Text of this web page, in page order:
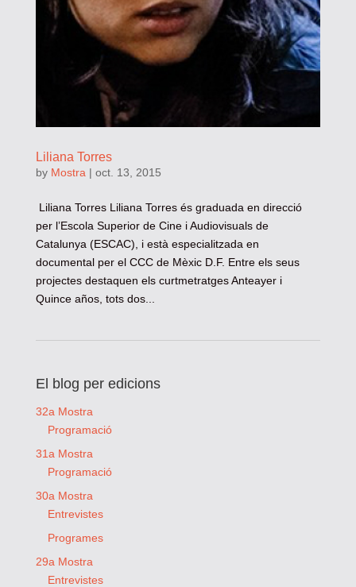
Liliana Torres
by Mostra | oct. 13, 2015
Liliana Torres Liliana Torres és graduada en direcció
per l’Escola Superior de Cine i Audiovisuals de
Catalunya (ESCAC), i està especialitzada en
documental per el CCC de Mèxic D.F. Entre els seus
projectes destaquen els curtmetratges Anteayer i
Quince años, tots dos...
El blog per edicions
32a Mostra
Programació
31a Mostra
Programació
30a Mostra
Entrevistes
Programes
29a Mostra
Entrevistes